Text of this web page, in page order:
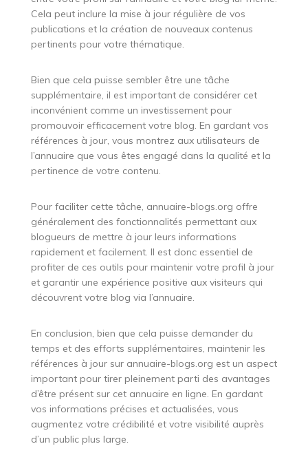
Cela peut inclure la mise à jour régulière de vos
publications et la création de nouveaux contenus
pertinents pour votre thématique.
Bien que cela puisse sembler être une tâche
supplémentaire, il est important de considérer cet
inconvénient comme un investissement pour
promouvoir efficacement votre blog. En gardant vos
références à jour, vous montrez aux utilisateurs de
l’annuaire que vous êtes engagé dans la qualité et la
pertinence de votre contenu.
Pour faciliter cette tâche, annuaire-blogs.org offre
généralement des fonctionnalités permettant aux
blogueurs de mettre à jour leurs informations
rapidement et facilement. Il est donc essentiel de
profiter de ces outils pour maintenir votre profil à jour
et garantir une expérience positive aux visiteurs qui
découvrent votre blog via l’annuaire.
En conclusion, bien que cela puisse demander du
temps et des efforts supplémentaires, maintenir les
références à jour sur annuaire-blogs.org est un aspect
important pour tirer pleinement parti des avantages
d’être présent sur cet annuaire en ligne. En gardant
vos informations précises et actualisées, vous
augmentez votre crédibilité et votre visibilité auprès
d’un public plus large.